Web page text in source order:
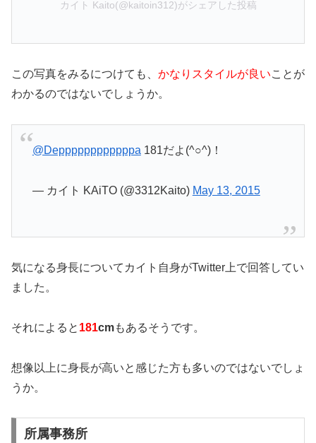
カイト Kaito(@kaitoin312)がシェアした投稿
この写真をみるにつけても、 かなりスタイルが良いことが
わかるのではないでしょうか。
@Deppppppppppppa 181だよ(^○^)！
— カイト KAiTO (@3312Kaito) May 13, 2015
気になる身長についてカイト自身がTwitter上で回答してい
ました。
それによると 181cmもあるそうです。
想像以上に身長が高いと感じた方も多いのではないでしょ
うか。
所属事務所